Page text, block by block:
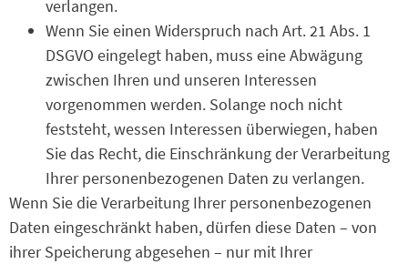
verlangen.
Wenn Sie einen Widerspruch nach Art. 21 Abs. 1
DSGVO eingelegt haben, muss eine Abwägung
zwischen Ihren und unseren Interessen
vorgenommen werden. Solange noch nicht
feststeht, wessen Interessen überwiegen, haben
Sie das Recht, die Einschränkung der Verarbeitung
Ihrer personenbezogenen Daten zu verlangen.
Wenn Sie die Verarbeitung Ihrer personenbezogenen
Daten eingeschränkt haben, dürfen diese Daten – von
ihrer Speicherung abgesehen – nur mit Ihrer